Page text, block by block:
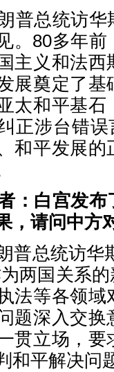
普总统访
。80多年
主义和法
展奠定了
太和平基
正涉台错
和平发展
：白宫发
，请问中方
普总统访华
两国关系
法等各领
题深入交
贯立场，
和平解决问